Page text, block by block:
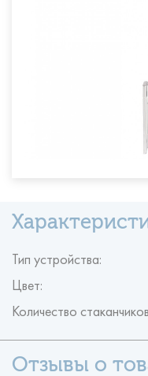
Тип устройства:
Цвет:
Количество стаканчиков: